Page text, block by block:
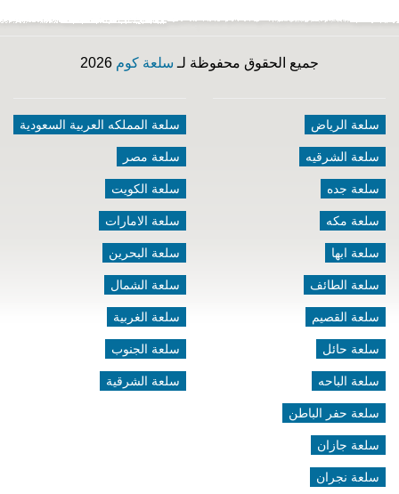
جميع الحقوق محفوظة لـ سلعة كوم
سلعة الرياض
سلعة الشرقيه
سلعة جده
سلعة مكه
سلعة ابها
سلعة الطائف
سلعة القصيم
سلعة حائل
سلعة الباحه
سلعة حفر الباطن
سلعة جازان
سلعة نجران
سلعة المملكه العربية السعودية
سلعة مصر
سلعة الكويت
سلعة الامارات
سلعة البحرين
سلعة الشمال
سلعة الغربية
سلعة الجنوب
سلعة الشرقية